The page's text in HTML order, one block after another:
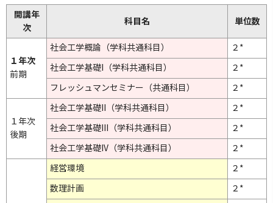
開講年
次
科目名 単位数
１年次
前期
社会工学概論（学科共通科目）
２*
社会工学基礎I（学科共通科目）
２*
フレッシュマンセミナー（共通科目）
２*
１年次
後期
社会工学基礎II（学科共通科目）
２*
社会工学基礎III（学科共通科目）
２*
社会工学基礎IV（学科共通科目）
２*
経営環境
２*
数理計画
２*